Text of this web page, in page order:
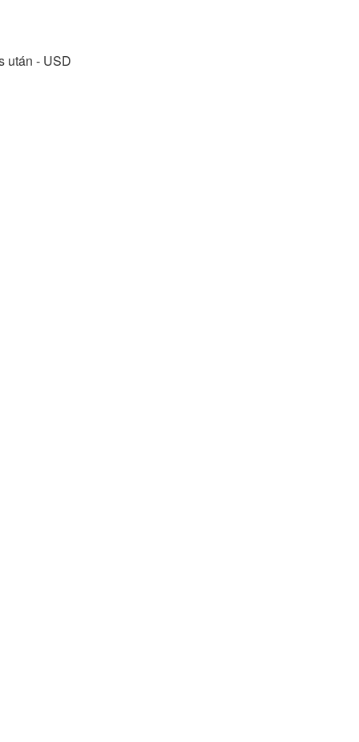
után - USD